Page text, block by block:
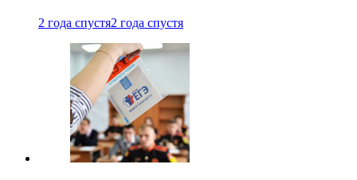
2 года спустя2 года спустя